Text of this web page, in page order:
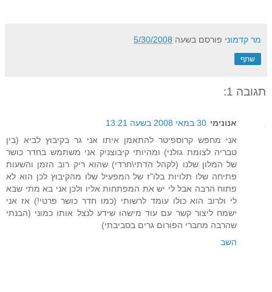
מר קדמוני פורסם בשעה 5/30/2008
שתף
תגובה 1:
אנונימי 30 במאי 2008 בשעה 13:21
אני מחפש קרוספיטר להתאמן איתו אני גר בקיבוץ לביא (בין
טבריה לצומת גולני) ומהיותי קיבוצניק אני משתמש בחדר כושר
של המלון שלנו (לקהל הדתי\חרדי) שהוא ריק רוב הזמן והשעות
פתיחה שלו תלויות בלו"ז של המפעיל שלו מהקיבוץ לכן הוא לא
פתוח הרבה אבל לי יש את המפתחות אליו ולכן אני בא מתי שבא
לי ולרוב הוא כולו עומד לרשותי (כמו חדר כושר פרטי!) אז אני
ישמח ליצור קשר עם עוד מישהו שידע לנצל אותו כמוני (הבנתי
שהרבה מחברי הפורום גרים בסביבתי)
השב